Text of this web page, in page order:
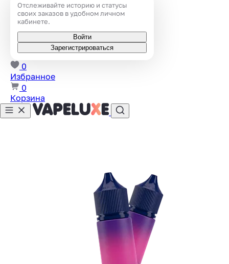
Отслеживайте историю и статусы
своих заказов в удобном личном
кабинете.
Войти
Зарегистрироваться
0
Избранное
0
Корзина